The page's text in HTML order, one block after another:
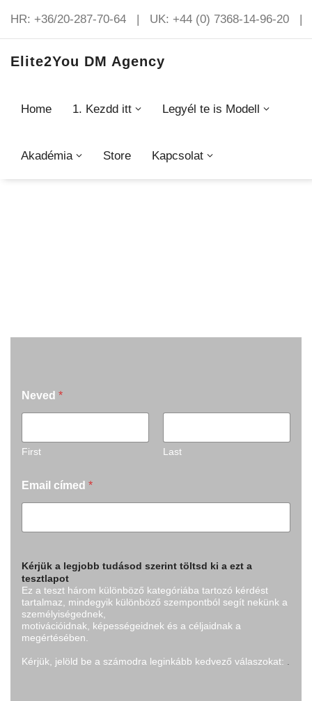
HR: +36/20-287-70-64 | UK: +44 (0) 7368-14-96-20 |
Elite2You DM Agency
Home 1. Kezdd itt Legyél te is Modell
Akadémia Store Kapcsolat
Admission test
Neved *
First Last
Email címed *
Kérjük a legjobb tudásod szerint töltsd ki a ezt a
tesztlapot
Ez a teszt három különböző kategóriába tartozó kérdést
tartalmaz, mindegyik különböző szempontból segít nekünk a
személyiségednek,
motivációidnak, képességeidnek és a céljaidnak a
megértésében.
Kérjük, jelöld be a számodra leginkább kedvező válaszokat: